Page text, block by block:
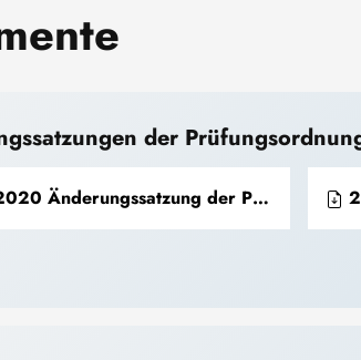
der
Änderungssatzung der Prüfungsordnung